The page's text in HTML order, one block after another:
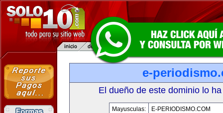
e-
El dueño de este dominio lo
Mayusculas:
E-PERIODISMO.COM